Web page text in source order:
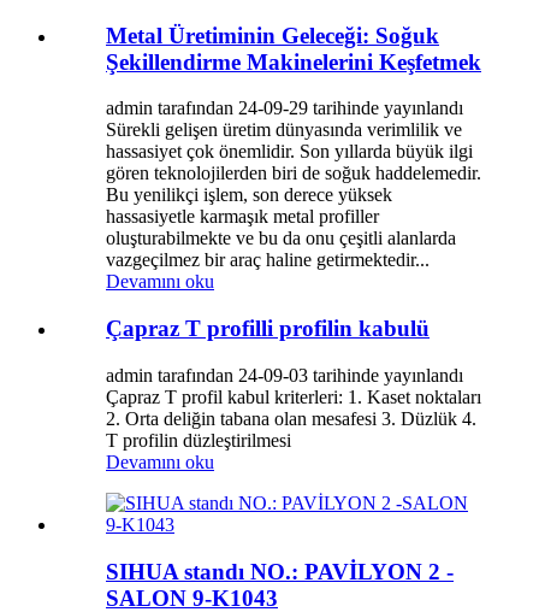
Metal Üretiminin Geleceği: Soğuk
Şekillendirme Makinelerini Keşfetmek
admin tarafından 24-09-29 tarihinde yayınlandı
Sürekli gelişen üretim dünyasında verimlilik ve
hassasiyet çok önemlidir. Son yıllarda büyük ilgi
gören teknolojilerden biri de soğuk haddelemedir.
Bu yenilikçi işlem, son derece yüksek
hassasiyetle karmaşık metal profiller
oluşturabilmekte ve bu da onu çeşitli alanlarda
vazgeçilmez bir araç haline getirmektedir...
Devamını oku
Çapraz T profilli profilin kabulü
admin tarafından 24-09-03 tarihinde yayınlandı
Çapraz T profil kabul kriterleri: 1. Kaset noktaları
2. Orta deliğin tabana olan mesafesi 3. Düzlük 4.
T profilin düzleştirilmesi
Devamını oku
SIHUA standı NO.: PAVİLYON 2 -
SALON 9-K1043